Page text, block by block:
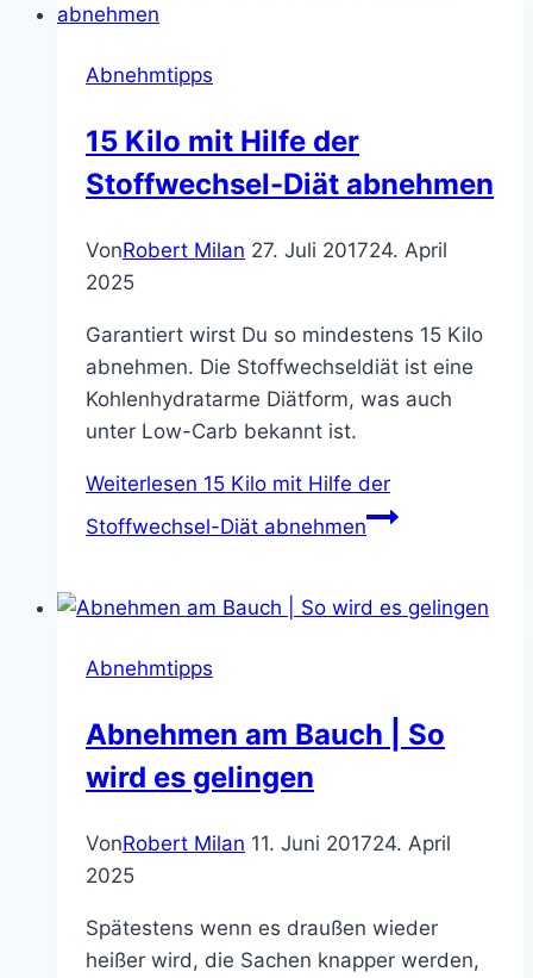
Abnehmtipps
15 Kilo mit Hilfe der
Stoffwechsel-Diät abnehmen
VonRobert Milan 27. Juli 201724. April
2025
Garantiert wirst Du so mindestens 15 Kilo
abnehmen. Die Stoffwechseldiät ist eine
Kohlenhydratarme Diätform, was auch
unter Low-Carb bekannt ist.
Weiterlesen 15 Kilo mit Hilfe der
Stoffwechsel-Diät abnehmen
Abnehmtipps
Abnehmen am Bauch | So
wird es gelingen
VonRobert Milan 11. Juni 201724. April
2025
Spätestens wenn es draußen wieder
heißer wird, die Sachen knapper werden,